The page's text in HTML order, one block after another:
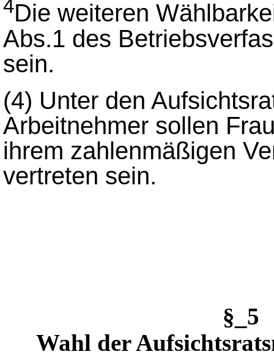
4Die weiteren
Abs.1 des
sein.
(4) Unter den
Arbeitnehmer sollen
ihrem zahlenmäßigen
vertreten sein.
§_5
Wahl der